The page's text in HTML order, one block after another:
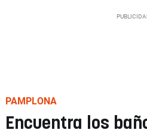
PAMPLONA
Encuentra los